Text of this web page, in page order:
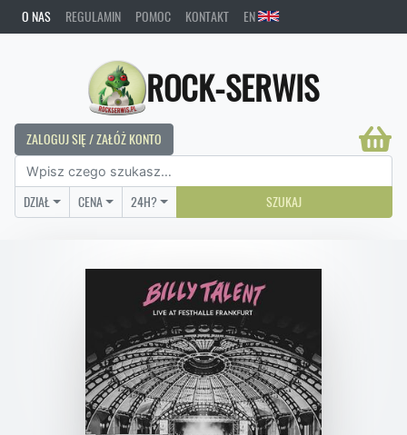
O NAS REGULAMIN POMOC KONTAKT EN
ROCK-SERWIS
ZALOGUJ SIĘ / ZAŁÓŻ KONTO
DZIAŁ CENA 24H? SZUKAJ